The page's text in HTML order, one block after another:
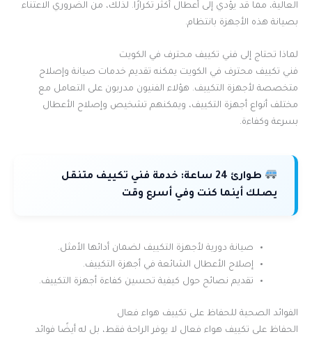
العالية، مما قد يؤدي إلى أعطال أكثر تكرارًا. لذلك، من الضروري الاعتناء
بصيانة هذه الأجهزة بانتظام.
لماذا تحتاج إلى فني تكييف محترف في الكويت
فني تكييف محترف في الكويت يمكنه تقديم خدمات صيانة وإصلاح
متخصصة لأجهزة التكييف. هؤلاء الفنيون مدربون على التعامل مع
مختلف أنواع أجهزة التكييف، ويمكنهم تشخيص وإصلاح الأعطال
بسرعة وكفاءة.
طوارئ 24 ساعة:
خدمة فني تكييف متنقل
يصلك أينما كنت وفي أسرع وقت
صيانة دورية لأجهزة التكييف لضمان أدائها الأمثل.
إصلاح الأعطال الشائعة في أجهزة التكييف.
تقديم نصائح حول كيفية تحسين كفاءة أجهزة التكييف.
الفوائد الصحية للحفاظ على تكييف هواء فعال
الحفاظ على تكييف هواء فعال لا يوفر الراحة فقط، بل له أيضًا فوائد